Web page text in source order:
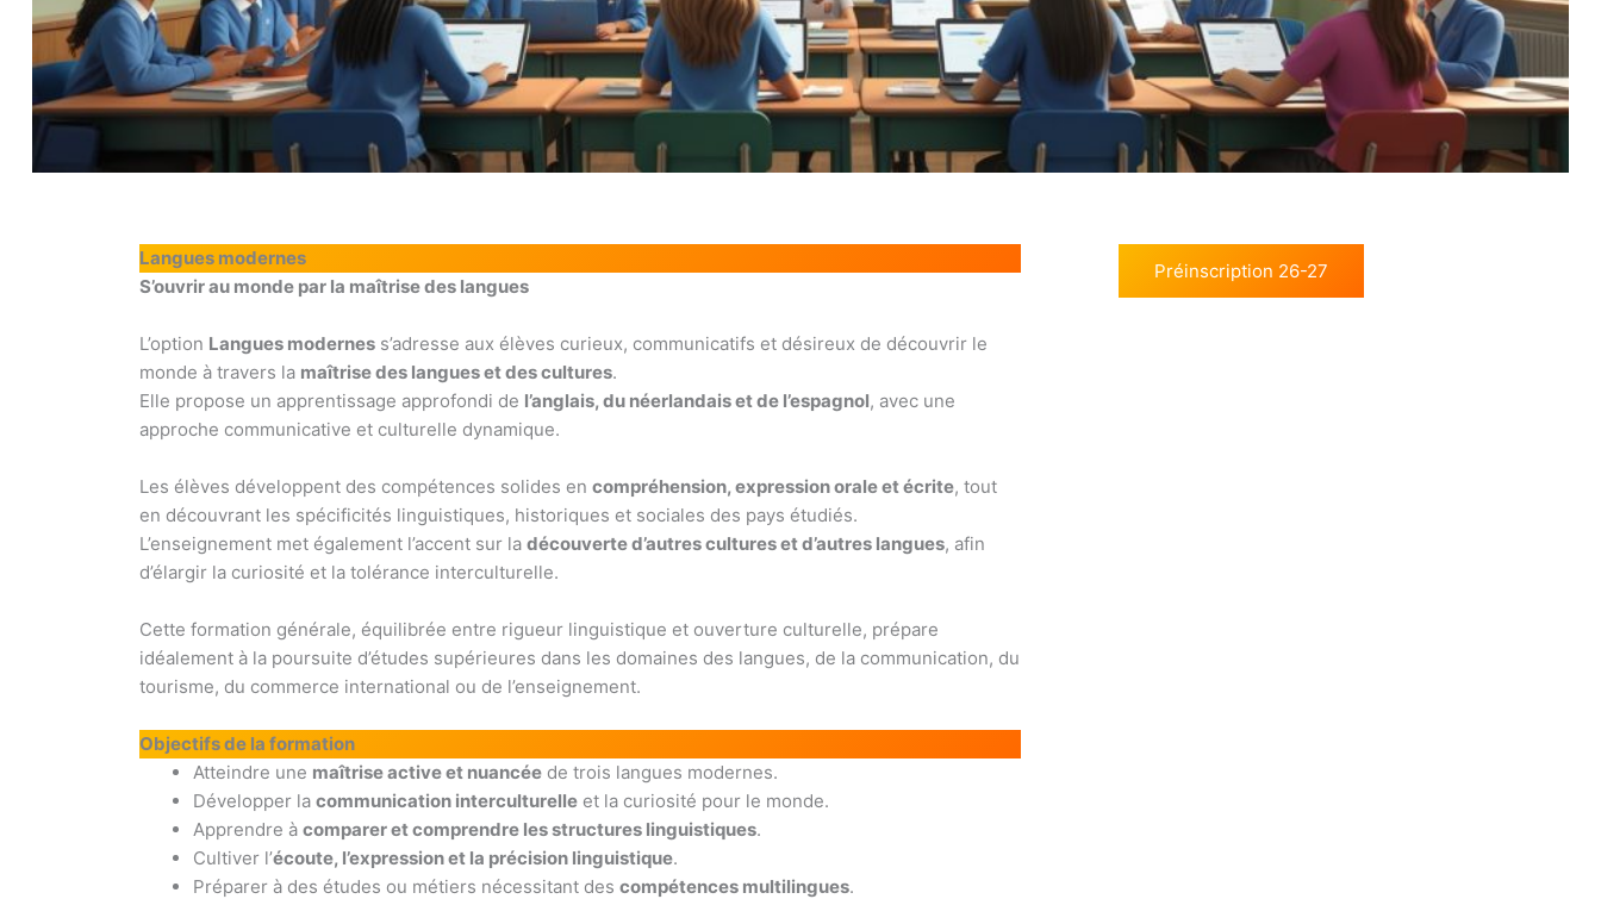
Langues modernes
S’ouvrir au monde par la maîtrise des langues
L’option Langues modernes s’adresse aux élèves curieux, communicatifs et désireux de découvrir le
monde à travers la maîtrise des langues et des cultures.
Elle propose un apprentissage approfondi de l’anglais, du néerlandais et de l’espagnol, avec une
approche communicative et culturelle dynamique.
Les élèves développent des compétences solides en compréhension, expression orale et écrite, tout
en découvrant les spécificités linguistiques, historiques et sociales des pays étudiés.
L’enseignement met également l’accent sur la découverte d’autres cultures et d’autres langues, afin
d’élargir la curiosité et la tolérance interculturelle.
Cette formation générale, équilibrée entre rigueur linguistique et ouverture culturelle, prépare
idéalement à la poursuite d’études supérieures dans les domaines des langues, de la communication, du
tourisme, du commerce international ou de l’enseignement.
Objectifs de la formation
Atteindre une maîtrise active et nuancée de trois langues modernes.
Développer la communication interculturelle et la curiosité pour le monde.
Apprendre à comparer et comprendre les structures linguistiques.
Cultiver l’écoute, l’expression et la précision linguistique.
Préparer à des études ou métiers nécessitant des compétences multilingues.
Préinscription 26-27